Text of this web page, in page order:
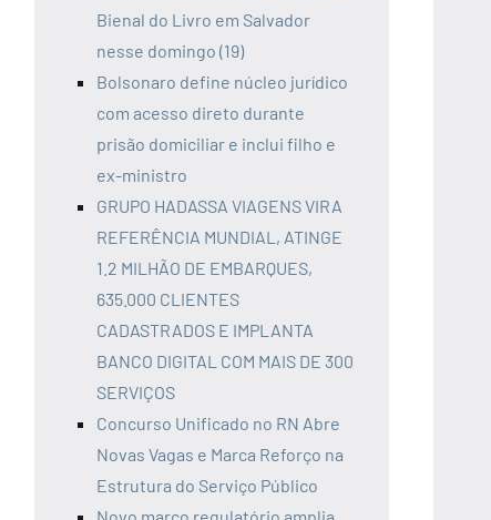
Bienal do Livro em Salvador
nesse domingo (19)
Bolsonaro define núcleo jurídico
com acesso direto durante
prisão domiciliar e inclui filho e
ex-ministro
GRUPO HADASSA VIAGENS VIRA
REFERÊNCIA MUNDIAL, ATINGE
1.2 MILHÃO DE EMBARQUES,
635.000 CLIENTES
CADASTRADOS E IMPLANTA
BANCO DIGITAL COM MAIS DE 300
SERVIÇOS
Concurso Unificado no RN Abre
Novas Vagas e Marca Reforço na
Estrutura do Serviço Público